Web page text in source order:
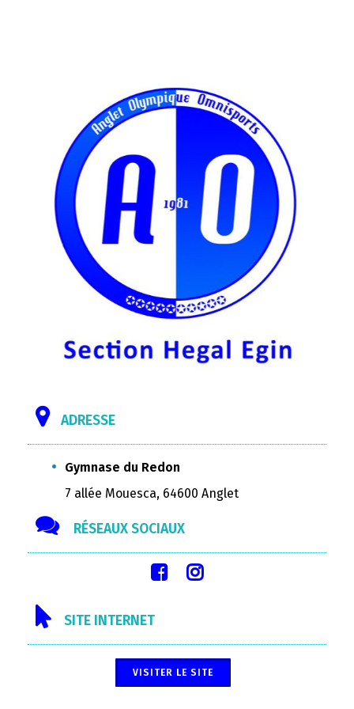
ADRESSE
Gymnase du Redon
7 allée Mouesca, 64600 Anglet
RÉSEAUX SOCIAUX
SITE INTERNET
VISITER LE SITE